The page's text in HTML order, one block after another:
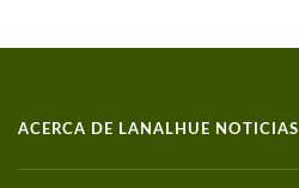
ACERCA DE LANALHUE NOTICIAS